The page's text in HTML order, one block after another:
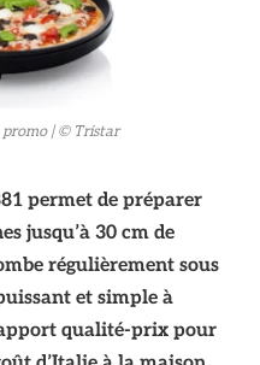
promo | © Tristar
permet de préparer
jusqu’à 30 cm de
régulièrement sous
et simple à
qualité-prix pour